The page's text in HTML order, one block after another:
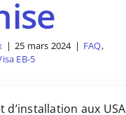
| 25 mars 2024 | FAQ,
EB-5
aux USA